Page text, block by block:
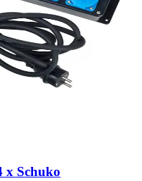
x Schuko